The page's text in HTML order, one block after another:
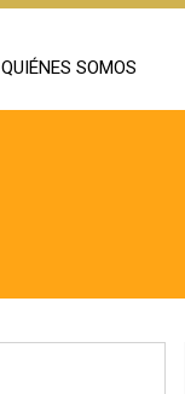
QUIÉNES SOMOS